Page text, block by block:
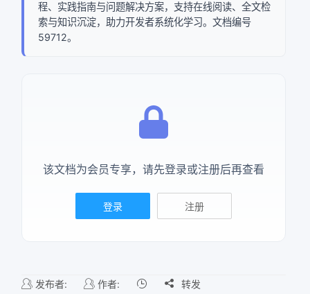
程、实践指南与问题解决方案，支持在线阅读、全文检
索与知识沉淀，助力开发者系统化学习。文档编号
59712。
该文档为会员专享，请先登录或注册后再查看
登录 注册
发布者: 作者:  转发